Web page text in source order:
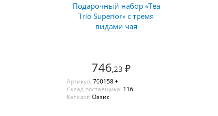
Подарочный набор «Tea
Trio Superior» с тремя
видами чая
746,23 ₽
Артикул: 700158 +
Склад поставщика: 116
Каталог: Оазис